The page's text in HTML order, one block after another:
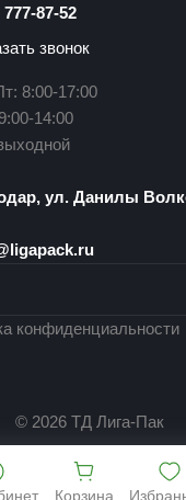
777-87-52
звонок
8:00-17:00
14:00
ул. Данилы
конфиденциальности
© 2026 ТД Лига-Пак
Корзина